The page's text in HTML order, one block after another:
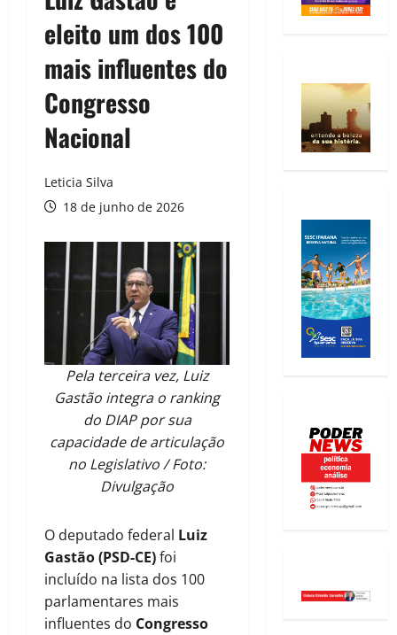
eleito um dos 100
mais influentes do
Congresso
Nacional
Leticia Silva
18 de junho de 2026
Pela terceira vez, Luiz
Gastão integra o ranking
do DIAP por sua
capacidade de articulação
no Legislativo / Foto:
Divulgação
O deputado federal Luiz
Gastão (PSD-CE)foi
incluído na lista dos 100
parlamentares mais
influentes do Congresso